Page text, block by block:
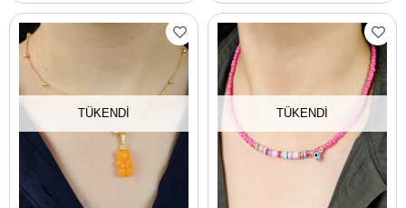
TÜKENDI TÜKENDI